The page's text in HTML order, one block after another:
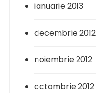
ianuarie 2013
decembrie 2012
noiembrie 2012
octombrie 2012